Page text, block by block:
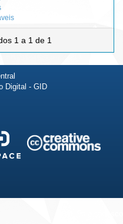
1 a 1 de 1
Digital - GID